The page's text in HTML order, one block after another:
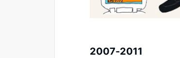
2007-2011